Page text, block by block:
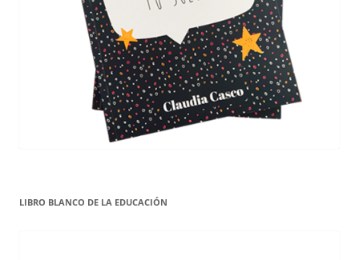
LIBRO BLANCO DE LA EDUCACIÓN